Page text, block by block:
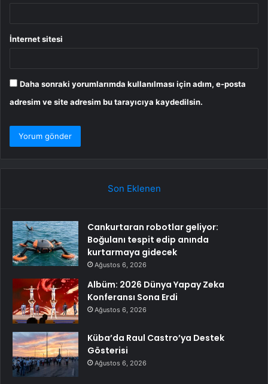
İnternet sitesi
Daha sonraki yorumlarımda kullanılması için adım, e-posta
adresim ve site adresim bu tarayıcıya kaydedilsin.
Son Eklenen
Cankurtaran robotlar geliyor:
Boğulanı tespit edip anında
kurtarmaya gidecek
Ağustos 6, 2026
Albüm: 2026 Dünya Yapay Zeka
Konferansı Sona Erdi
Ağustos 6, 2026
Küba’da Raul Castro’ya Destek
Gösterisi
Ağustos 6, 2026